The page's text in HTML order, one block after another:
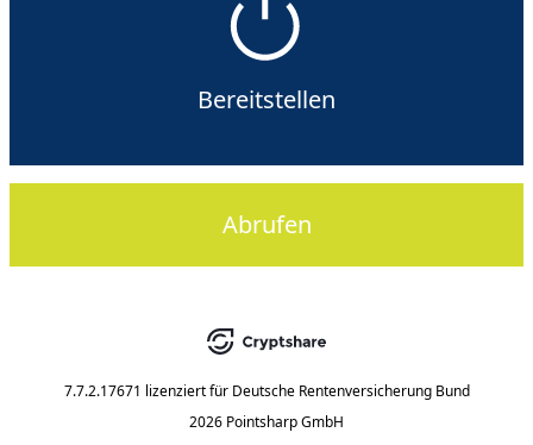
Bereitstellen
Abrufen
7.7.2.17671 lizenziert für Deutsche Rentenversicherung Bund
2026 Pointsharp GmbH